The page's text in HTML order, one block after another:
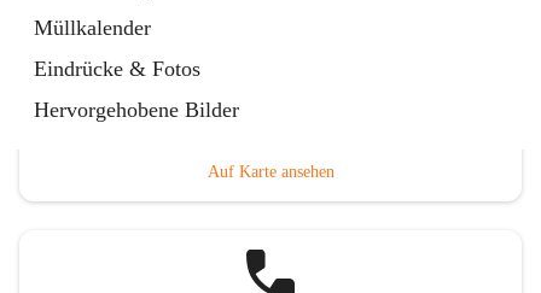
Müllkalender
Eindrücke & Fotos
Hervorgehobene BilderHauptadresse
Auf Karte ansehen